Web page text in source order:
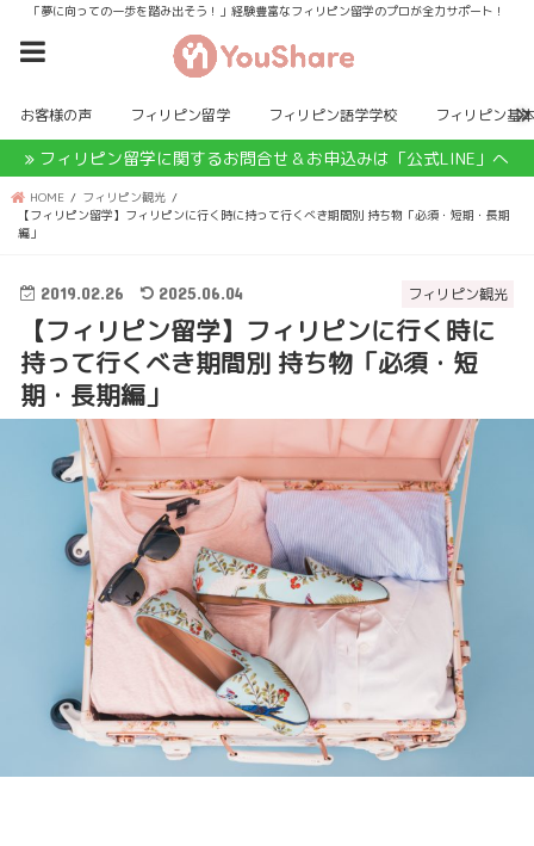
「夢に向っての一歩を踏み出そう！」経験豊富なフィリピン留学のプロが全力サポート！
お客様の声 フィリピン留学 フィリピン語学学校 フィリピン基
フィリピン留学に関するお問合せ＆お申込みは「公式LINE」へ
HOME
フィリピン観光
【フィリピン留学】フィリピンに行く時に持って行くべき期間別 持ち物「必須・短期・長期
編」
フィリピン観光
2019.02.26 2025.06.04
【フィリピン留学】フィリピンに行く時に
持って行くべき期間別 持ち物「必須・短
期・長期編」